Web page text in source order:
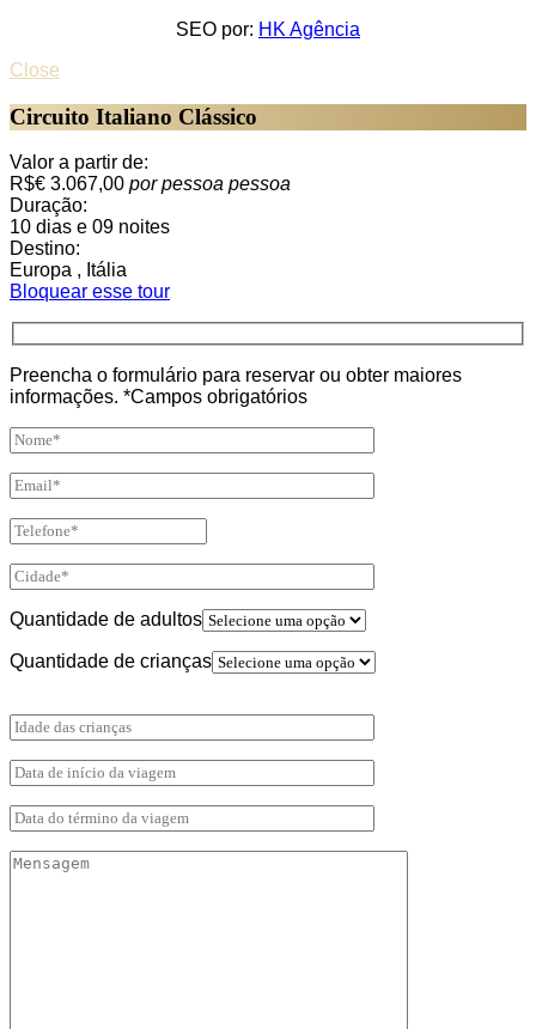
SEO por: HK Agência
Close
Circuito Italiano Clássico
Valor a partir de:
R$€ 3.067,00 por pessoa pessoa
Duração:
10 dias e 09 noites
Destino:
Europa , Itália
Bloquear esse tour
Preencha o formulário para reservar ou obter maiores
informações. *Campos obrigatórios
Quantidade de adultos
Quantidade de crianças